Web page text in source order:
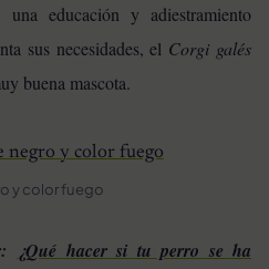
educación y adiestramiento
sus necesidades, el Corgi galés
buena mascota.
y color fuego
¿Qué hacer si tu perro se ha